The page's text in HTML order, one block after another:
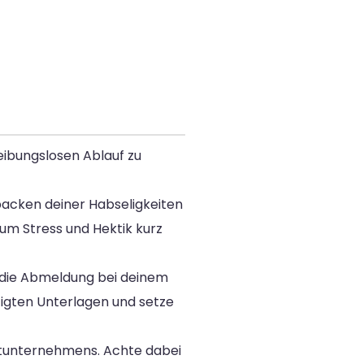
Ablauf zu
deiner Habseligkeiten
Stress und Hektik kurz
Abmeldung bei deinem
Unterlagen und setze
Achte dabei